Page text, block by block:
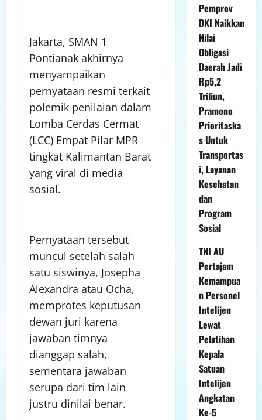
Jakarta, SMAN 1
Pontianak akhirnya
menyampaikan
pernyataan resmi terkait
polemik penilaian dalam
Lomba Cerdas Cermat
(LCC) Empat Pilar MPR
tingkat Kalimantan Barat
yang viral di media
sosial.
Pernyataan tersebut
muncul setelah salah
satu siswinya, Josepha
Alexandra atau Ocha,
memprotes keputusan
dewan juri karena
jawaban timnya
dianggap salah,
sementara jawaban
serupa dari tim lain
justru dinilai benar.
Pemprov
DKI Naikkan
Nilai
Obligasi
Daerah Jadi
Rp5,2
Triliun,
Pramono
Prioritaska
s Untuk
Transportas
i, Layanan
Kesehatan
dan
Program
Sosial
TNI AU
Pertajam
Kemampua
n Personel
Intelijen
Lewat
Pelatihan
Kepala
Satuan
Intelijen
Angkatan
Ke-5